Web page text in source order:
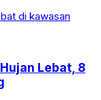
Lebat, 8